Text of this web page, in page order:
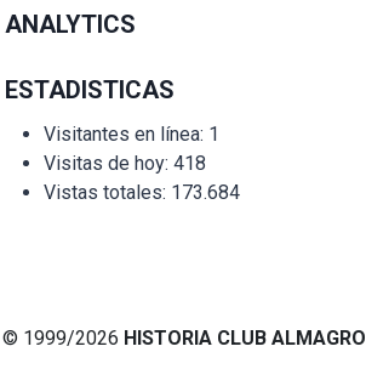
ANALYTICS
ESTADISTICAS
Visitantes en línea: 1
Visitas de hoy: 418
Vistas totales: 173.684
© 1999/2026 HISTORIA CLUB ALMAGRO